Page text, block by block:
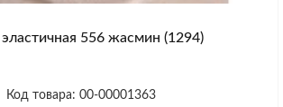
556 жасмин (1294)
Код товара: 00-00001363